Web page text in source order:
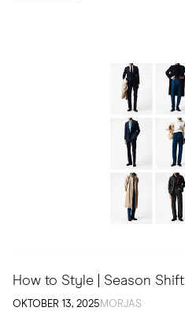
How to Style | Season Shift
OKTOBER 13, 2025 MORJAS